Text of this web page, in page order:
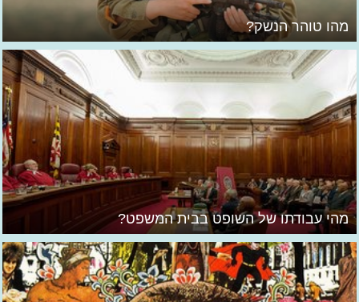
מהו טוהר הנשק?
מהי עבודתו של השופט בבית המשפט?